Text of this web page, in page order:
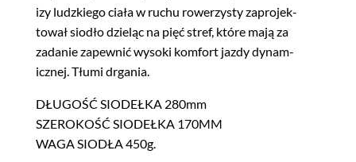
izy ludzkiego ciała w ruchu row­erzysty zapro­jek­
tował siodło dzieląc na pięć stref, które mają za
zadanie zapewnić wyso­ki kom­fort jazdy dynam­
icznej. Tłu­mi drgania.
DŁUGOŚĆ SIODEŁKA 280mm
SZEROKOŚĆ SIODEŁKA 170MM
WAGA SIODŁA 450g.